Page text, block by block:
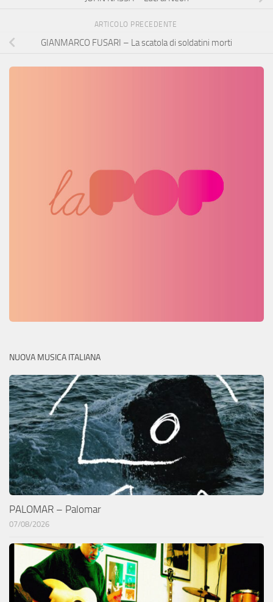
ARTICOLO PRECEDENTE
GIANMARCO FUSARI – La scatola di soldatini morti
NUOVA MUSICA ITALIANA
PALOMAR – Palomar
07/08/2026